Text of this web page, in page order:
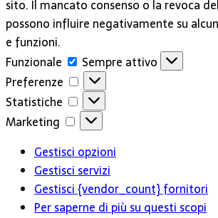
sito. Il mancato consenso o la revoca
possono influire negativamente su
e funzioni.
Funzionale
Funzionale
Sempre attivo
Preferenze
Preferenze
Statistiche
Statistiche
Marketing
Marketing
Gestisci opzioni
Gestisci servizi
Gestisci {vendor_count} fornitori
Per saperne di più su questi scopi